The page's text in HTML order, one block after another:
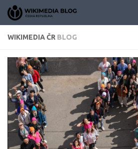
Skip to content
WIKIMEDIA ČR BLOG